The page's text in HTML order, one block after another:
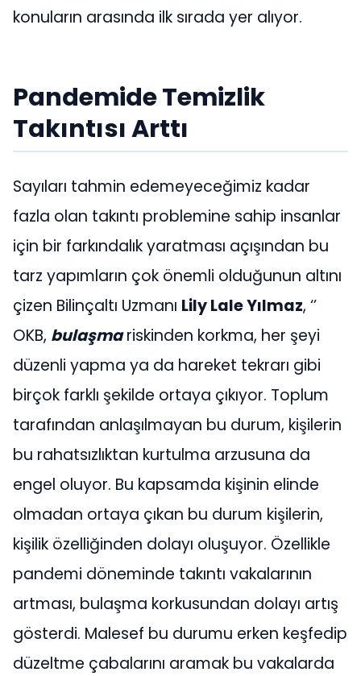
konuların arasında ilk sırada yer alıyor.
Pandemide Temizlik
Takıntısı Arttı
Sayıları tahmin edemeyeceğimiz kadar
fazla olan takıntı problemine sahip insanlar
için bir farkındalık yaratması açışından bu
tarz yapımların çok önemli olduğunun altını
çizen Bilinçaltı Uzmanı Lily Lale Yılmaz, ‘’
OKB, bulaşmariskinden korkma, her şeyi
düzenli yapma ya da hareket tekrarı gibi
birçok farklı şekilde ortaya çıkıyor. Toplum
tarafından anlaşılmayan bu durum, kişilerin
bu rahatsızlıktan kurtulma arzusuna da
engel oluyor. Bu kapsamda kişinin elinde
olmadan ortaya çıkan bu durum kişilerin,
kişilik özelliğinden dolayı oluşuyor. Özellikle
pandemi döneminde takıntı vakalarının
artması, bulaşma korkusundan dolayı artış
gösterdi. Malesef bu durumu erken keşfedip
düzeltme çabalarını aramak bu vakalarda